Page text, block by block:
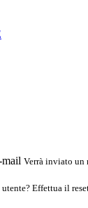
Verrà inviato un
Effettua il